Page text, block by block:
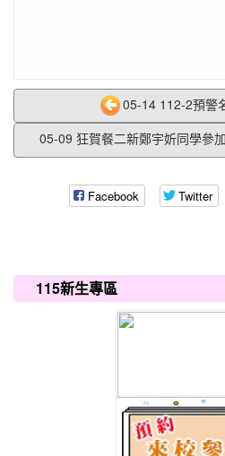
05-14 112-2預警
05-09 狂賀餐二新鄭宇妡同學參
Facebook Twitter
115新生專區